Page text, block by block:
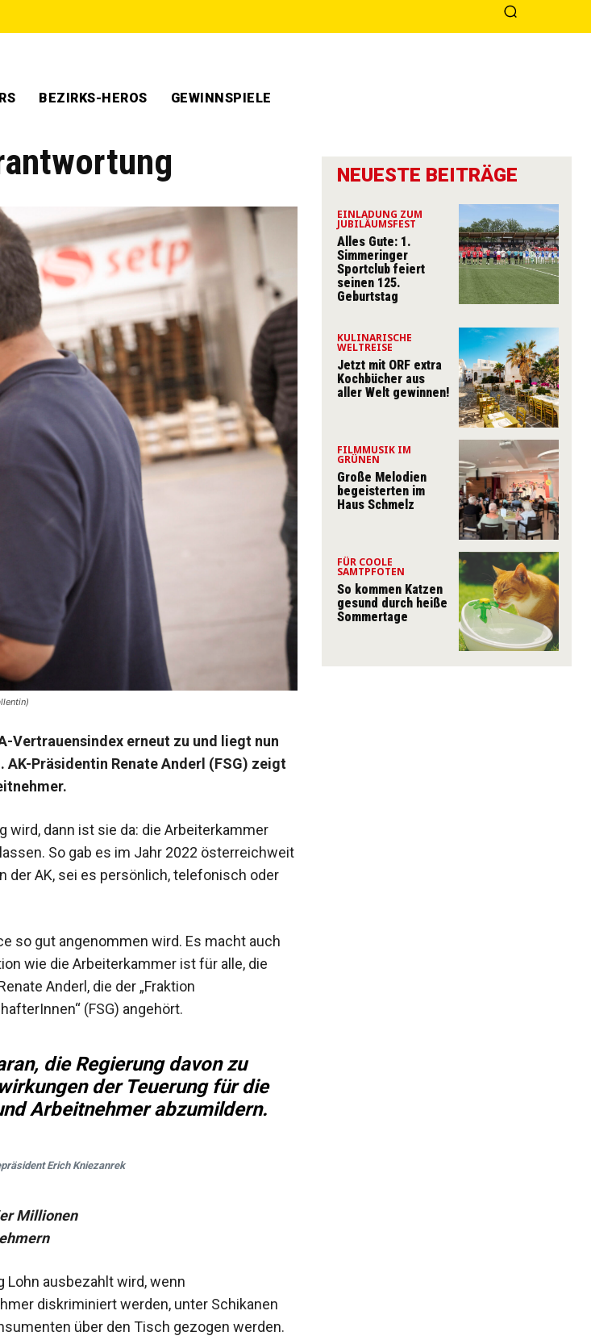
BEZIRKS-HEROS GEWINNSPIELE
Vertrauensindex erneut zu und liegt nun
Präsidentin Renate Anderl (FSG) zeigt
wird, dann ist sie da: die Arbeiterkammer
So gab es im Jahr 2022 österreichweit
der AK, sei es persönlich, telefonisch oder
so gut angenommen wird. Es macht auch
wie die Arbeiterkammer ist für alle, die
Anderl, die der „Fraktion
(FSG) angehört.
die Regierung davon zu
der Teuerung für die
Arbeitnehmer abzumildern.
Erich Kniezanrek
Millionen
Lohn ausbezahlt wird, wenn
­diskriminiert werden, unter Schikanen
über den Tisch gezogen werden.
NEUESTE BEITRÄGE
EINLADUNG ZUM
JUBILÄUMSFEST
Alles Gute: 1.
Simmeringer
Sportclub feiert
seinen 125.
Geburtstag
KULINARISCHE
WELTREISE
Jetzt mit ORF extra
Kochbücher aus
aller Welt gewinnen!
FILMMUSIK IM
GRÜNEN
Große Melodien
begeisterten im
Haus Schmelz
FÜR COOLE
SAMTPFOTEN
So kommen Katzen
gesund durch heiße
Sommertage